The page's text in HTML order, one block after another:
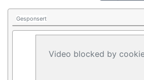
Gesponsert
Video blocked by